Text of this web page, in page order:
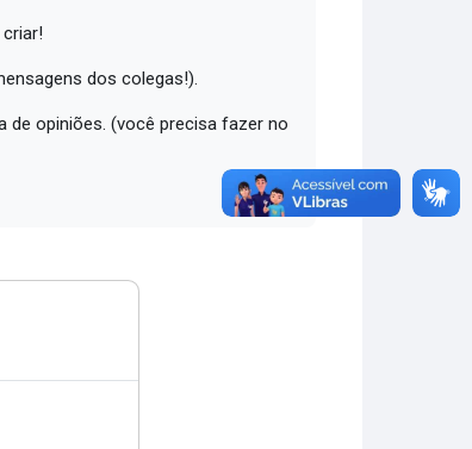
dos colegas!).
de opiniões. (você precisa fazer no